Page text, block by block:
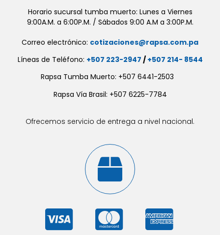
Horario sucursal tumba muerto: Lunes a Viernes
9:00A.M. a 6:00P.M. / Sábados 9:00 A.M a 3:00P.M.
Correo electrónico: cotizaciones@rapsa.com.pa
Líneas de Teléfono: +507 223-2947 / +507 214- 8544
Rapsa Tumba Muerto: +507 6441-2503
Rapsa Vía Brasil: +507 6225-7784
Ofrecemos servicio de entrega a nivel nacional.